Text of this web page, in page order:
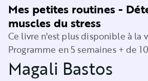
Mes petites routines -
muscles du stress
Ce livre n'est plus disponible à la
Programme en 5 semaines + de
Magali Bastos